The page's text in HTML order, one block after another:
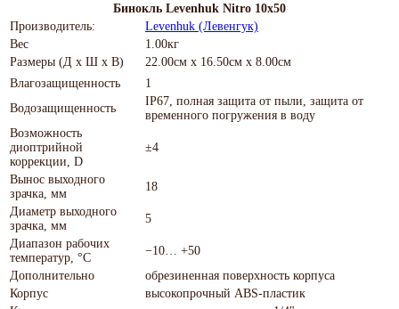
Бинокль Levenhuk Nitro 10x50
Производитель:
Levenhuk (Левенгук)
Вес
1.00кг
Размеры (Д х Ш х В)
22.00см x 16.50см x 8.00см
Влагозащищенность
1
Водозащищенность
IP67, полная защита от пыли, защита от
временного погружения в воду
Возможность
диоптрийной
коррекции, D
±4
Вынос выходного
зрачка, мм
18
Диаметр выходного
зрачка, мм
5
Диапазон рабочих
температур, °С
−10… +50
Дополнительно
обрезиненная поверхность корпуса
Корпус
высокопрочный ABS-пластик